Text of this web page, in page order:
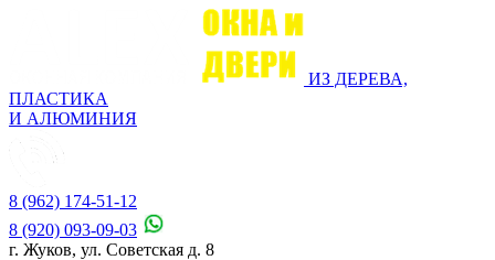
ИЗ ДЕРЕВА,
ПЛАСТИКА
И АЛЮМИНИЯ
8 (962) 174-51-12
8 (920) 093-09-03
г. Жуков, ул. Советская д. 8